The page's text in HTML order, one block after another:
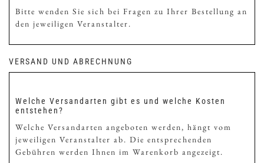
Bitte wenden Sie sich bei Fragen zu Ihrer Bestellung an
den jeweiligen Veranstalter.
VERSAND UND ABRECHNUNG
Welche Versandarten gibt es und welche Kosten
entstehen?
Welche Versandarten angeboten werden, hängt vom
jeweiligen Veranstalter ab. Die entsprechenden
Gebühren werden Ihnen im Warenkorb angezeigt.